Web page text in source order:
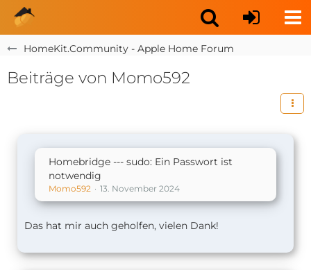
HomeKit.Community - Apple Home Forum
Beiträge von Momo592
Homebridge --- sudo: Ein Passwort ist
notwendig
Momo592 13. November 2024
Das hat mir auch geholfen, vielen Dank!